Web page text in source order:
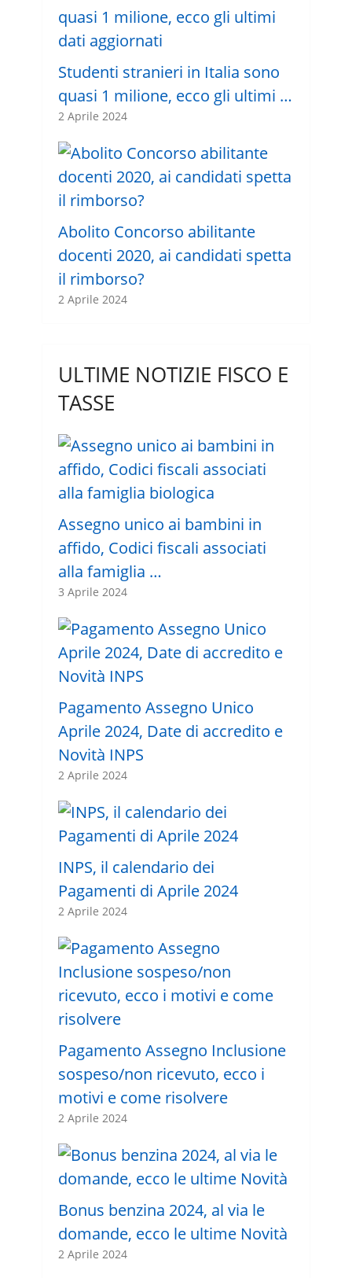
Studenti stranieri in Italia sono
quasi 1 milione, ecco gli ultimi …
2 Aprile 2024
Abolito Concorso abilitante
docenti 2020, ai candidati spetta
il rimborso?
2 Aprile 2024
ULTIME NOTIZIE FISCO E
TASSE
Assegno unico ai bambini in
affido, Codici fiscali associati
alla famiglia …
3 Aprile 2024
Pagamento Assegno Unico
Aprile 2024, Date di accredito e
Novità INPS
2 Aprile 2024
INPS, il calendario dei
Pagamenti di Aprile 2024
2 Aprile 2024
Pagamento Assegno Inclusione
sospeso/non ricevuto, ecco i
motivi e come risolvere
2 Aprile 2024
Bonus benzina 2024, al via le
domande, ecco le ultime Novità
2 Aprile 2024